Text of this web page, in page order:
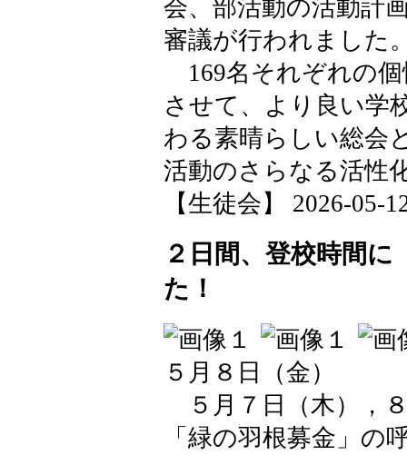
会、部活動の活動計
審議が行われました
169名それぞれの個
させて、より良い学
わる素晴らしい総会
活動のさらなる活性
【生徒会】 2026-05-
２日間、登校時間
た！
５月８日（金）
５月７日（木），
「緑の羽根募金」の